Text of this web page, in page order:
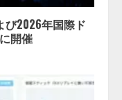
び2026年国際ド
開催